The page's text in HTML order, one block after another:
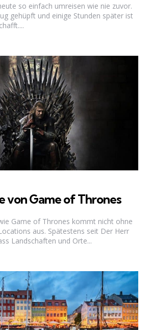
so einfach umreisen wie nie zuvor.
gehüpft und einige Stunden später ist
von Game of Thrones
Game of Thrones kommt nicht ohne
aus. Spätestens seit Der Herr
Landschaften und Orte...